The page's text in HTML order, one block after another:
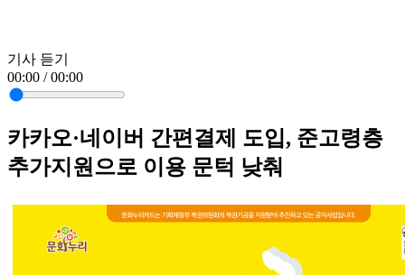
기사 듣기
00:00 / 00:00
카카오·네이버 간편결제 도입, 준고령층
추가지원으로 이용 문턱 낮춰